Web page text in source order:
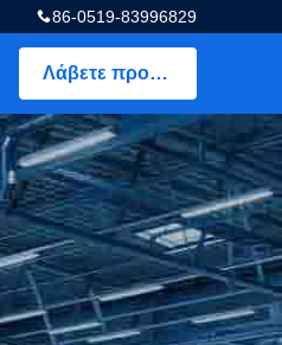
86-0519-83996829
Λάβετε προσφορά